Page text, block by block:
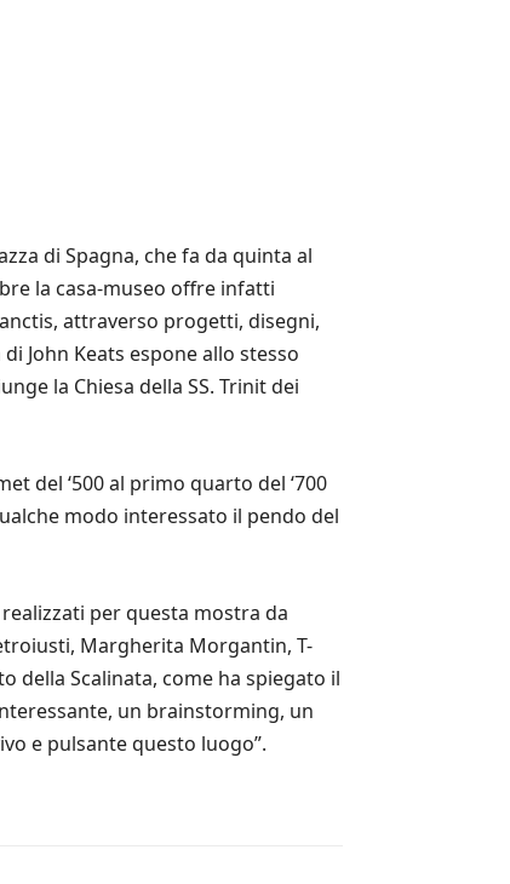
di Spagna, che fa da quinta al
la casa-museo offre infatti
attraverso progetti, disegni,
John Keats espone allo stesso
la Chiesa della SS. Trinit dei
del ‘500 al primo quarto del ‘700
modo interessato il pendo del
per questa mostra da
Margherita Morgantin, T-
della Scalinata, come ha spiegato il
un brainstorming, un
e pulsante questo luogo”.